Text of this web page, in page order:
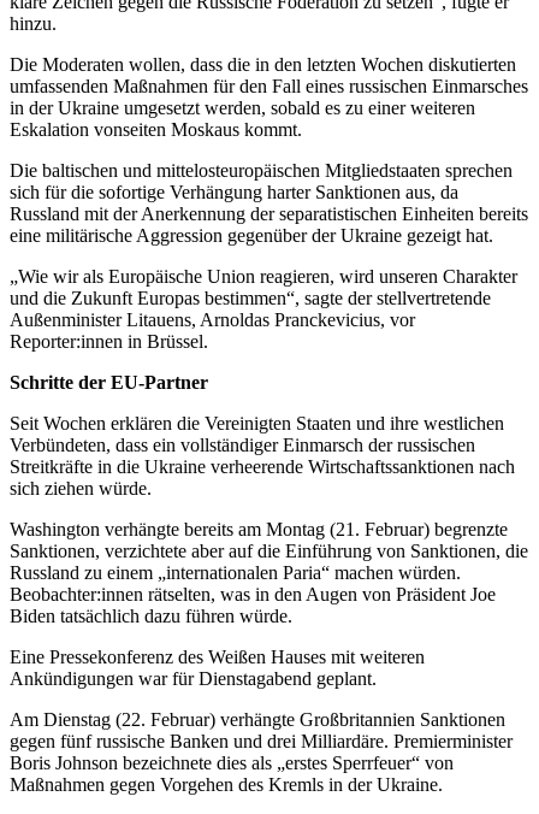
hinzu.
Die Moderaten wollen, dass die in den letzten Wochen diskutierten
umfassenden Maßnahmen für den Fall eines russischen Einmarsches
in der Ukraine umgesetzt werden, sobald es zu einer weiteren
Eskalation vonseiten Moskaus kommt.
Die baltischen und mittelosteuropäischen Mitgliedstaaten sprechen
sich für die sofortige Verhängung harter Sanktionen aus, da
Russland mit der Anerkennung der separatistischen Einheiten bereits
eine militärische Aggression gegenüber der Ukraine gezeigt hat.
„Wie wir als Europäische Union reagieren, wird unseren Charakter
und die Zukunft Europas bestimmen“, sagte der stellvertretende
Außenminister Litauens, Arnoldas Pranckevicius, vor
Reporter:innen in Brüssel.
Schritte der EU-Partner
Seit Wochen erklären die Vereinigten Staaten und ihre westlichen
Verbündeten, dass ein vollständiger Einmarsch der russischen
Streitkräfte in die Ukraine verheerende Wirtschaftssanktionen nach
sich ziehen würde.
Washington verhängte bereits am Montag (21. Februar) begrenzte
Sanktionen, verzichtete aber auf die Einführung von Sanktionen, die
Russland zu einem „internationalen Paria“ machen würden.
Beobachter:innen rätselten, was in den Augen von Präsident Joe
Biden tatsächlich dazu führen würde.
Eine Pressekonferenz des Weißen Hauses mit weiteren
Ankündigungen war für Dienstagabend geplant.
Am Dienstag (22. Februar) verhängte Großbritannien Sanktionen
gegen fünf russische Banken und drei Milliardäre. Premierminister
Boris Johnson bezeichnete dies als „erstes Sperrfeuer“ von
Maßnahmen gegen Vorgehen des Kremls in der Ukraine.